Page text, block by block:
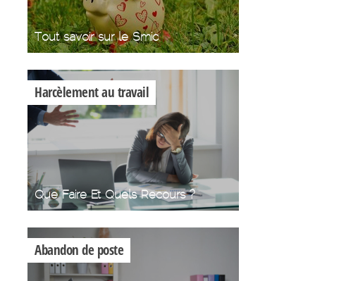
Tout savoir sur le Smic
Harcèlement au travail
Que Faire Et Quels Recours ?
Abandon de poste